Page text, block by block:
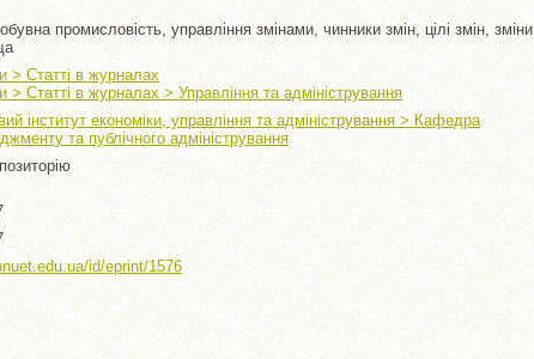
промисловість, управління змінами, чинники змін, цілі змін, зміни
> Статті в журналах
> Статті в журналах > Управління та адміністрування
інститут економіки, управління та адміністрування > Кафедра
та публічного адміністрування
id/eprint/1576